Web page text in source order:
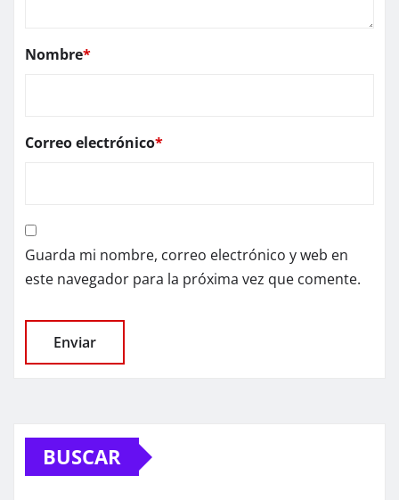
Nombre*
Correo electrónico*
Guarda mi nombre, correo electrónico y web en
este navegador para la próxima vez que comente.
BUSCAR